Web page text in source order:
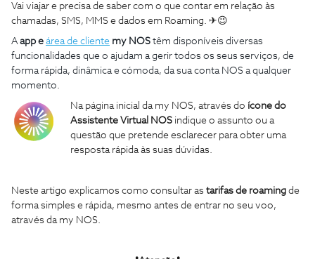
Vai viajar e precisa de saber com o que contar em relação às
chamadas, SMS, MMS e dados em Roaming. ✈😉
A app e área de cliente my NOS têm disponíveis diversas
funcionalidades que o ajudam a gerir todos os seus serviços, de
forma rápida, dinâmica e cómoda, da sua conta NOS a qualquer
momento.
Na página inicial da my NOS, através do ícone do
Assistente Virtual NOS indique o assunto ou a
questão que pretende esclarecer para obter uma
resposta rápida às suas dúvidas.
Neste artigo explicamos como consultar as tarifas de roaming de
forma simples e rápida, mesmo antes de entrar no seu voo,
através da my NOS.